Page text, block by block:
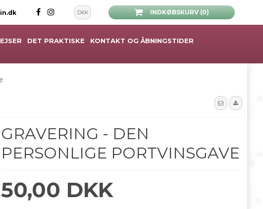
DKK INDKØBSKURV (0)
DET PRAKTISKE
KONTAKT OG ÅBNINGSTIDER
GRAVERING - DEN
PERSONLIGE PORTVINSGAVE
50,00 DKK